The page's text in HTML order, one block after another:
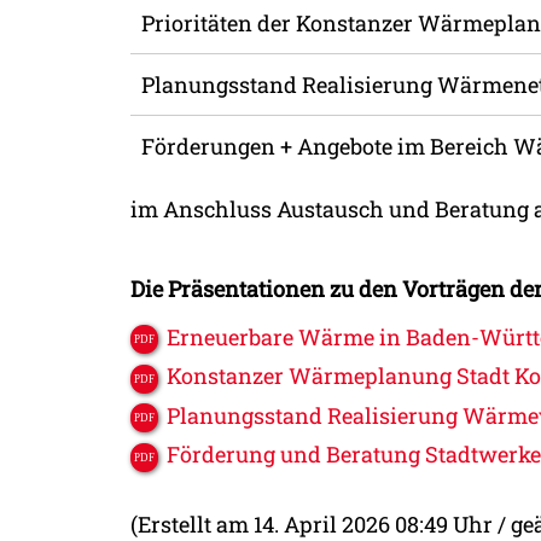
Prioritäten der Konstanzer
Planungsstand Realisierung
Förderungen + Angebote im Bereich
im Anschluss Austausch und Beratung
Die Präsentationen zu den Vorträgen
Erneuerbare Wärme in Baden-
Konstanzer Wärmeplanung Stadt
Planungsstand Realisierung
Förderung und Beratung
(Erstellt am 14. April 2026 08:49 Uhr /